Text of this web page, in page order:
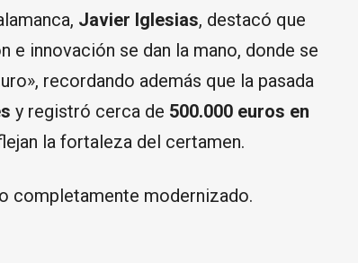
Javier Iglesias, destacó que
e innovación se dan la mano, donde se
recordando además que la pasada
y registró cerca de 500.000 euros en
la fortaleza del certamen.
completamente modernizado.